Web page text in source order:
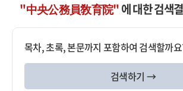
"中央公務員敎育院"에 대한 검색
목차, 초록, 본문까지 포함하여 검색할까
검색하기 →